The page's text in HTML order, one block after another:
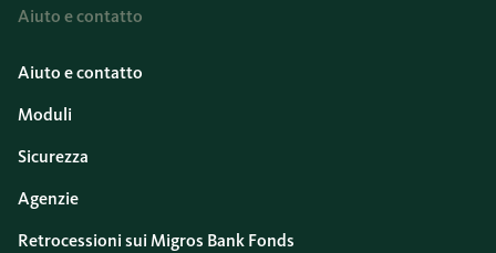
Aiuto e contatto
Aiuto e contatto
Moduli
Sicurezza
Agenzie
Retrocessioni sui Migros Bank Fonds